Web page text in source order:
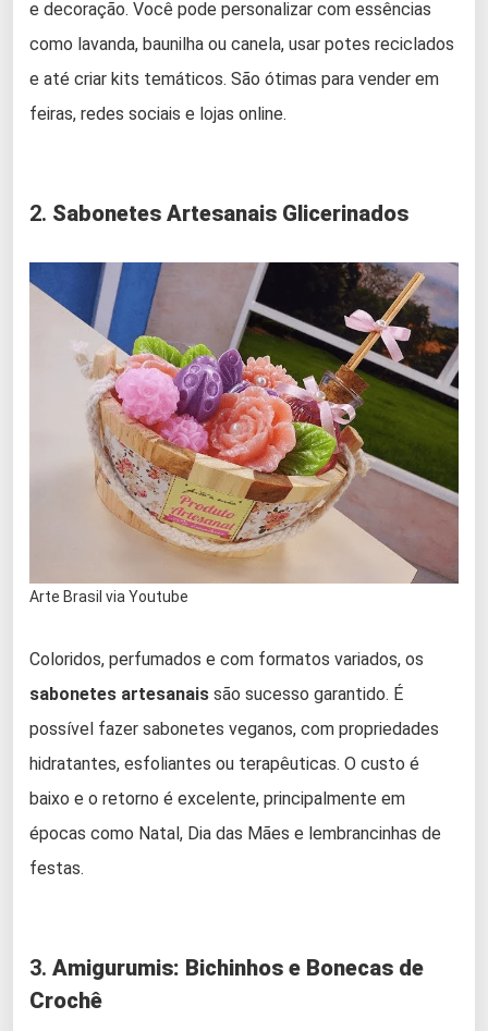
e decoração. Você pode personalizar com essências
como lavanda, baunilha ou canela, usar potes reciclados
e até criar kits temáticos. São ótimas para vender em
feiras, redes sociais e lojas online.
2. Sabonetes Artesanais Glicerinados
Arte Brasil via Youtube
Coloridos, perfumados e com formatos variados, os
sabonetes artesanais são sucesso garantido. É
possível fazer sabonetes veganos, com propriedades
hidratantes, esfoliantes ou terapêuticas. O custo é
baixo e o retorno é excelente, principalmente em
épocas como Natal, Dia das Mães e lembrancinhas de
festas.
3. Amigurumis: Bichinhos e Bonecas de
Crochê